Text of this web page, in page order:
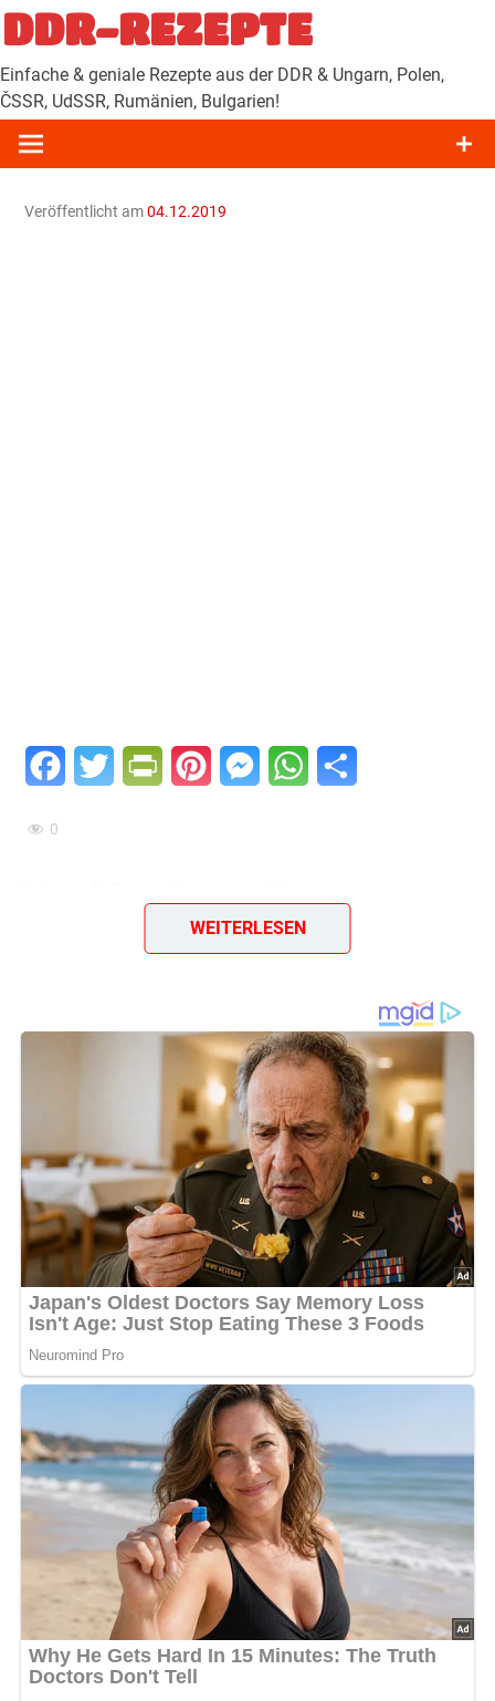
Zum
Inhalt
springen
DDR-REZEPTE
Einfache & geniale Rezepte aus der DDR & Ungarn, Polen,
ČSSR, UdSSR, Rumänien, Bulgarien!
Veröffentlicht am04.12.2019
FacebookTwitter PrintFriendly
PinterestMessengerWhatsApp
0
Hackbraten mit
Roquefort-Fülle
Zutaten
400 g gehacktes Rindfleisch, 350 g gehacktes
Schweinefleisch, 1 kleine Zwiebel, Salz, Pfeffer, Petersilie,
2 Eßlöffel Tomatenketchup, 2 Eier, 100 g Semmelbrösel,
1/2 Tasse Milch, 120 g Butter zum Braten.
Für die Fülle: 200 g Semmelbrösel, 1/4 Liter Milch, 100 g
Roquefortkäse, 2 Eier.
Lob, Kritik, Fragen oder Anregungen zum Rezept?
Zubereitung
Dem Hackfleisch feingewiegte Zwiebel, Salz, Pfeffer,
Tomatenketchup und gehackte Petersilie zufügen.
Mit den Eiern binden und nach Bedarf auch die in Milch
eingeweichten Semmelbrösel untermischen.
Den Fleischteig gut verarbeiten und auf einer feuchten
Alufolie oder auf einem feuchten Tuch etwa einen
Finger dick breitstreichen.
Für die Fülle die Semmelbrösel in Milch einweichen,
WEITERLESEN